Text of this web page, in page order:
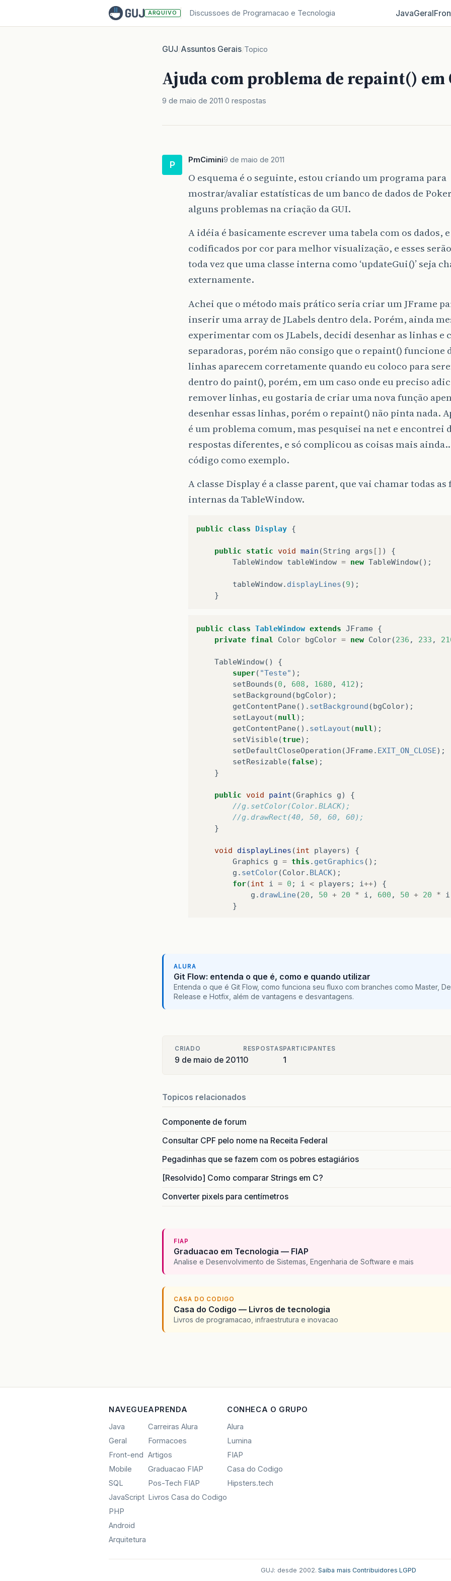
ARQUIVO Discussoes de Programacao e Tecnologia JavaGeral
GUJ/Assuntos Gerais/Topico
Ajuda com problema de repaint() em
9 de maio de 2011 0 respostas
P PmCimini9 de maio de 2011
O esquema é o seguinte, estou criando um programa para
mostrar/avaliar estatísticas de um banco de dados de
alguns problemas na criação da GUI.
A idéia é basicamente escrever uma tabela com os dados,
codificados por cor para melhor visualização, e esses
toda vez que uma classe interna como ‘updateGui()’ seja
externamente.
Achei que o método mais prático seria criar um JFrame
inserir uma array de JLabels dentro dela. Porém, ainda
experimentar com os JLabels, decidi desenhar as linhas e
separadoras, porém não consigo que o repaint() funcione
linhas aparecem corretamente quando eu coloco para
dentro do paint(), porém, em um caso onde eu preciso
remover linhas, eu gostaria de criar uma nova função
desenhar essas linhas, porém o repaint() não pinta nada.
é um problema comum, mas pesquisei na net e encontrei
respostas diferentes, e só complicou as coisas mais
código como exemplo.
A classe Display é a classe parent, que vai chamar todas as
internas da TableWindow.
public class Display {
public static void main (String args [] )
{
TableWindow tableWindow = new TableWindow();
tableWindow. displayLines (9);
}
public class TableWindow extends JFrame {
private final Color bgColor = new Color(236 , 233 ,
TableWindow()
{
super( "Teste" );
setBounds (0 , 608 , 1680 , 412);
setBackground (bgColor);
getContentPane(). setBackground (bgColor);
setLayout (null );
getContentPane(). setLayout (null );
setVisible(true);
setDefaultCloseOperation (JFrame. EXIT_ON_CLOSE);
setResizable(false);
}
public void paint (Graphics g)
{
//g.setColor(Color.BLACK);
//g.drawRect(40, 50, 60, 60);
}
void displayLines (int players)
{
Graphics
g = this . getGraphics ();
g . setColor(Color. BLACK);
for(int i = 0 ; i < players ; i++)
{
g . drawLine(20 , 50 + 20 * i , 600 , 50 + 20 * i
}
ALURA
Git Flow: entenda o que é, como e quando utilizar
Entenda o que é Git Flow, como funciona seu fluxo com branches como Master,
Release e Hotfix, além de vantagens e desvantagens.
CRIADO
9 de maio de 2011
RESPOSTAS
0
PARTICIPANTES
1
Topicos relacionados
Componente de forum
Consultar CPF pelo nome na Receita Federal
Pegadinhas que se fazem com os pobres estagiários
[Resolvido] Como comparar Strings em C?
Converter pixels para centímetros
FIAP
Graduacao em Tecnologia — FIAP
Analise e Desenvolvimento de Sistemas, Engenharia de Software e mais
CASA DO CODIGO
Casa do Codigo — Livros de tecnologia
Livros de programacao, infraestrutura e inovacao
NAVEGUE
Java
Geral
Front-end
Mobile
SQL
JavaScript
PHP
Android
Arquitetura
APRENDA
Carreiras Alura
Formacoes
Artigos
Graduacao FIAP
Pos-Tech FIAP
Livros Casa do Codigo
CONHECA O GRUPO
Alura
Lumina
FIAP
Casa do Codigo
Hipsters.tech
GUJ: desde 2002.·Saiba mais·Contribuidores·LGPD